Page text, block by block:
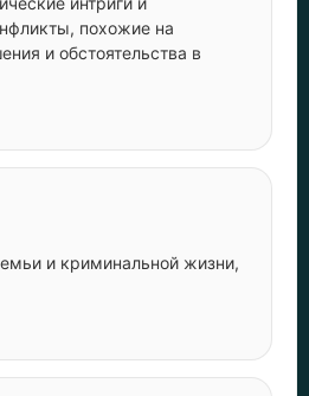
похожие на
и обстоятельства в
и криминальной жизни,